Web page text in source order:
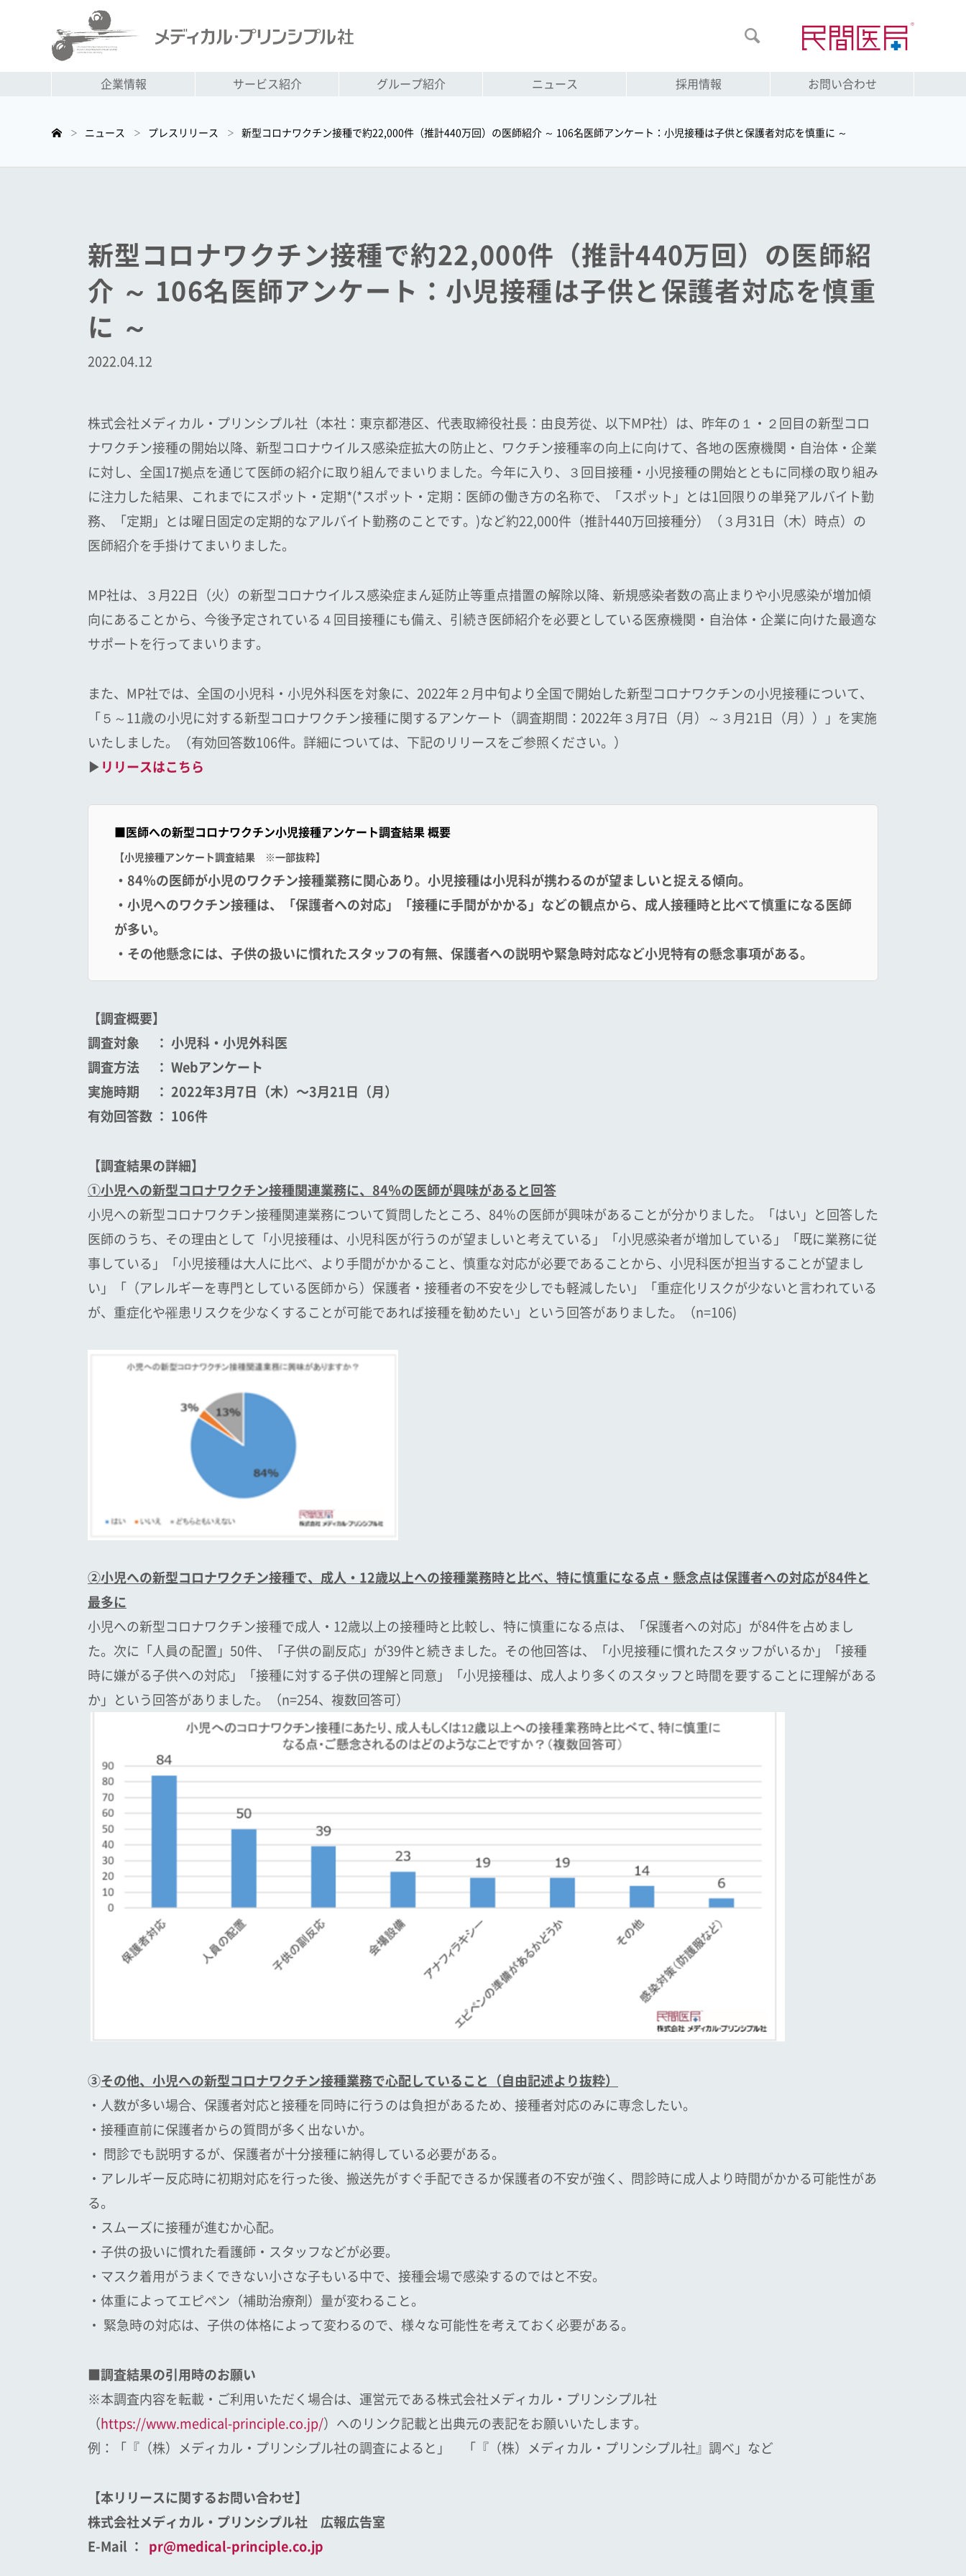

企業情報 サービス紹介 グループ紹介 ニュース 採用情報 お問い合わせ
＞ ニュース ＞ プレスリリース ＞ 新型コロナワクチン接種で約22,000件（推計440万回）の医師紹介 ～ 106名医師アンケート：小児接種は子供と保護者対応を慎重に ～
新型コロナワクチン接種で約22,000件（推計440万回）の医師紹
介 ～ 106名医師アンケート：小児接種は子供と保護者対応を慎重
に ～
2022.04.12
株式会社メディカル・プリンシプル社（本社：東京都港区、代表取締役社長：由良芳從、以下MP社）は、昨年の１・２回目の新型コロ
ナワクチン接種の開始以降、新型コロナウイルス感染症拡大の防止と、ワクチン接種率の向上に向けて、各地の医療機関・自治体・企業
に対し、全国17拠点を通じて医師の紹介に取り組んでまいりました。今年に入り、３回目接種・小児接種の開始とともに同様の取り組み
に注力した結果、これまでにスポット・定期*(*スポット・定期：医師の働き方の名称で、「スポット」とは1回限りの単発アルバイト勤
務、「定期」とは曜日固定の定期的なアルバイト勤務のことです。)など約22,000件（推計440万回接種分）（３月31日（木）時点）の
医師紹介を手掛けてまいりました。
MP社は、３月22日（火）の新型コロナウイルス感染症まん延防止等重点措置の解除以降、新規感染者数の高止まりや小児感染が増加傾
向にあることから、今後予定されている４回目接種にも備え、引続き医師紹介を必要としている医療機関・自治体・企業に向けた最適な
サポートを行ってまいります。
また、MP社では、全国の小児科・小児外科医を対象に、2022年２月中旬より全国で開始した新型コロナワクチンの小児接種について、
「５～11歳の小児に対する新型コロナワクチン接種に関するアンケート（調査期間：2022年３月7日（月）～３月21日（月））」を実施
いたしました。（有効回答数106件。詳細については、下記のリリースをご参照ください。）
▶ リリースはこちら
■医師への新型コロナワクチン小児接種アンケート調査結果 概要
【小児接種アンケート調査結果 ※一部抜粋】
・ 84％の医師が小児のワクチン接種業務に関心あり。小児接種は小児科が携わるのが望ましい と捉える傾向。
・小児へのワクチン接種は、「保護者への対応」「接種に手間がかかる」などの観点から、成人接種時と 比べて慎重になる医師
が多い。
・その他懸念には、 子供の扱いに慣れたスタッフの有無、保護者への説明や緊急時対応など小児特有の懸念事項がある。
【調査概要】
調査対象 ： 小児科・小児外科医
調査方法 ： Webアンケート
実施時期 ： 2022年3月7日（木） 〜3月 21 日（月）
有効回答数 ：
106件
【調査結果の詳細 】
①小児への新型コロナワクチン接種関連業務に、 84％の医師が興味があると回答
小児への新型コロナワクチン接種関連業務について質問したところ、84％の医師が興味があることが分かりました。「はい」と回答した
医師のうち、その理由として「小児接種は、小児科医が行うのが望ましいと考えている」「小児感染者が増加している」「既に業務に従
事している」「小児接種は大人に比べ、より手間がかかること、慎重な対応が必要であることから、小児科医が担当することが望まし
い」「（アレルギーを専門としている医師から）保護者・接種者の不安を少しでも軽減したい」「重症化リスクが少ないと言われている
が、重症化や罹患リスクを少なくすることが可能であれば接種を勧めたい」という回答がありました。（n=106)
②小児への新型コロナワクチン接種で、成人・ 12歳以上への接種業務時と比べ、特に慎重になる点・懸念点は保護者への対応が84件と
最多に
小児への新型コロナワクチン接種で成人・12歳以上の接種時と比較し、特に慎重になる点は、「保護者への対応」が84件を占めまし
た。次に「人員の配置」50件、「子供の副反応」が39件と続きました。その他回答は、「小児接種に慣れたスタッフがいるか」「接種
時に嫌がる子供への対応」「接種に対する子供の理解と同意」「小児接種は、成人より多くのスタッフと時間を要することに理解がある
か」という回答がありました。（n=254、複数回答可）
③その他、小児への新型コロナワクチン接種業務で心配していること（自由記述より抜粋）
・人数が多い場合、保護者対応と接種を同時に行うのは負担があるため、接種者対応のみに専念したい。
・接種直前に保護者からの質問が多く出ないか。
・ 問診でも説明するが、保護者が十分接種に納得している必要がある。
・アレルギー反応時に初期対応を行った後、搬送先がすぐ手配できるか保護者の不安が強く、問診時に成人より時間がかかる可能性があ
る。
・スムーズに接種が進むか心配。
・子供の扱いに慣れた看護師・スタッフなどが必要。
・マスク着用がうまくできない小さな子もいる中で、接種会場で感染するのではと不安。
・体重によってエピペン（補助治療剤）量が変わること。
・ 緊急時の対応は、子供の体格によって変わるので、様々な可能性を考えておく必要がある。
■調査結果の引用時のお願い
※本調査内容を転載・ご利用いただく場合は、運営元である株式会社メディカル・プリンシプル社
（ https://www.medical-principle.co.jp/）へのリンク記載と出典元の表記をお願いいたします。
例：「『（株）メディカル・プリンシプル社の調査によると」 「『（株）メディカル・プリンシプル社』調べ」など
【本リリースに関するお問い合わせ】
株式会社メディカル・プリンシプル社 広報広告室
E-Mail ： pr@medical-principle.co.jp